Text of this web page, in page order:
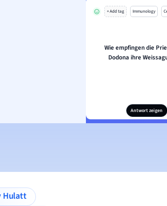
+ Add tag Immunology
Wie empfingen die
Dodona ihre
Antwort zeigen
Lily Hulatt